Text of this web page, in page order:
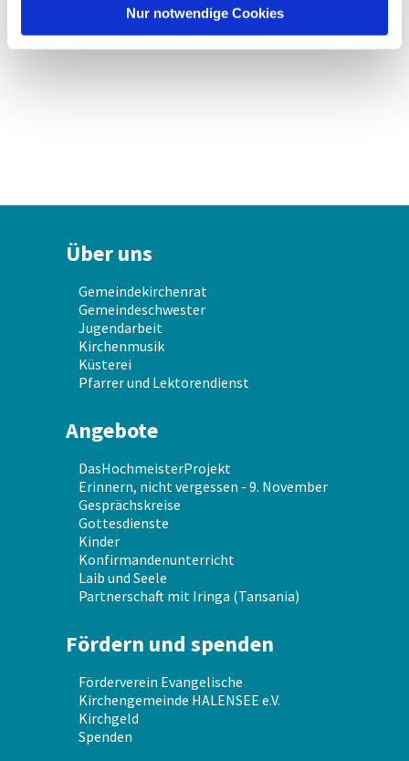
Nur notwendige Cookies
Über uns
Gemeindekirchenrat
Gemeindeschwester
Jugendarbeit
Kirchenmusik
Küsterei
Pfarrer und Lektorendienst
Angebote
DasHochmeisterProjekt
Erinnern, nicht vergessen - 9. November
Gesprächskreise
Gottesdienste
Kinder
Konfirmandenunterricht
Laib und Seele
Partnerschaft mit Iringa (Tansania)
Fördern und spenden
Förderverein Evangelische
Kirchengemeinde HALENSEE e.V.
Kirchgeld
Spenden